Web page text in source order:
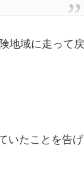
地域に走って戻
いたことを告げ